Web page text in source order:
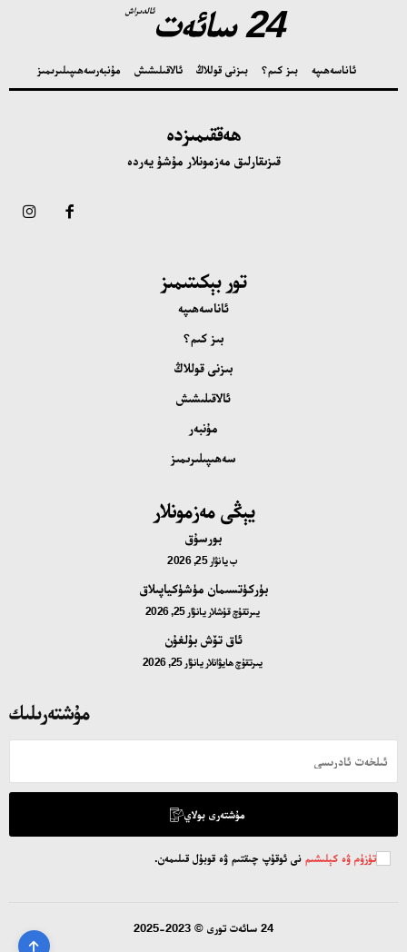
24 سائەت ئالدىراش
ئاناسەھىپە بىز كىم؟ بىزنى قوللاڭ ئالاقىلىشىش مۇنبەرسەھىپىلىرىمىز
ھەققىمىزدە
قىزىقارلىق مەزمونلار مۇشۇ يەردە
تور بېكىتىمىز
ئاناسەھىپە
بىز كىم؟
بىزنى قوللاڭ
ئالاقىلىشىش
مۇنبەر
سەھىپىلىرىمىز
يېڭى مەزمونلار
بورسۇق
بيانۋار 25, 2026
بۈركۈتسىمان مۈشۈكياپىلاق
يىرتقۇچ قۇشلار يانۋار 25, 2026
ئاق تۆش بۇلغۇن
يىرتقۇچ ھايۋانلار يانۋار 25, 2026
مۇشتەرىلىك
مۇشتەرى بولاي
تۈزۈم ۋە كېلىشىم نى ئوقۇپ چىقتىم ۋە قوبۇل قىلىمەن.
24 سائەت تورى © 2023-2025